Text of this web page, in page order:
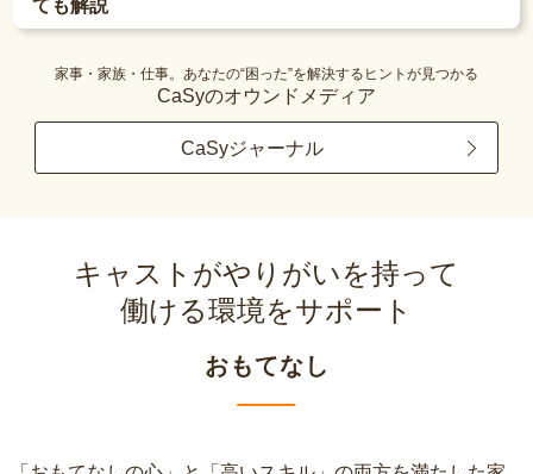
ても解説
家事・家族・仕事。あなたの“困った”を解決するヒントが見つかる
CaSyのオウンドメディア
CaSyジャーナル
キャストがやりがいを持って
働ける環境をサポート
おもてなし